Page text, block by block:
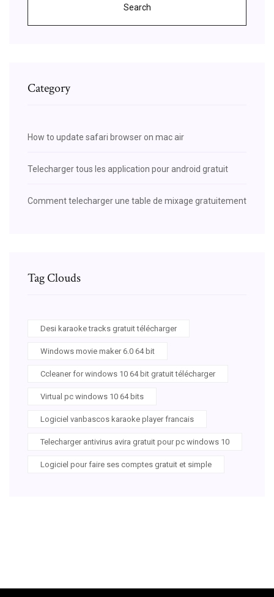
Search
Category
How to update safari browser on mac air
Telecharger tous les application pour android gratuit
Comment telecharger une table de mixage gratuitement
Tag Clouds
Desi karaoke tracks gratuit télécharger
Windows movie maker 6.0 64 bit
Ccleaner for windows 10 64 bit gratuit télécharger
Virtual pc windows 10 64 bits
Logiciel vanbascos karaoke player francais
Telecharger antivirus avira gratuit pour pc windows 10
Logiciel pour faire ses comptes gratuit et simple